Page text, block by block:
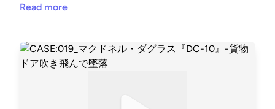
た後、イギリスが第二次大戦中に構想し、案の定、企
Read more